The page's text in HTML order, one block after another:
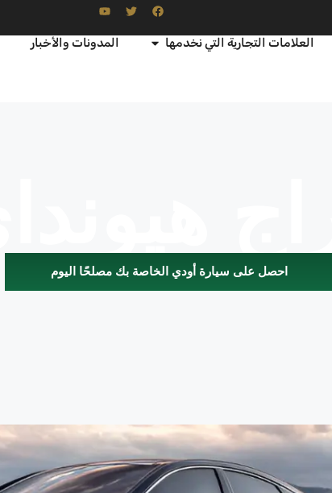
العلامات التجارية التي نخدمها المدونات والأخبار
احصل على سيارة أودي الخاصة بك مصلحًا اليوم